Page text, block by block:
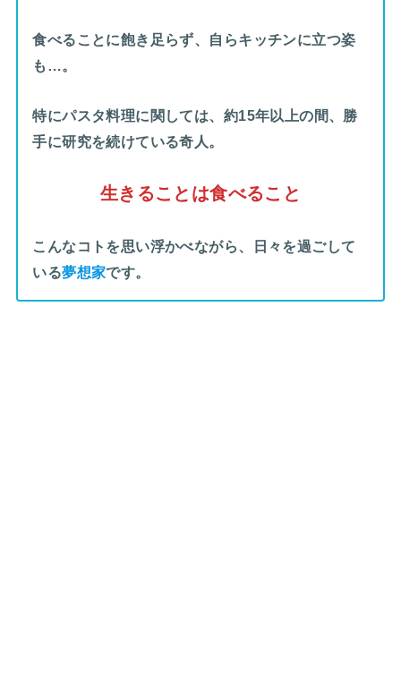
食べることに飽き足らず、自らキッチンに立つ姿
も…。
特にパスタ料理に関しては、約15年以上の間、勝
手に研究を続けている奇人。
生きることは食べること
こんなコトを思い浮かべながら、日々を過ごして
いる夢想家です。